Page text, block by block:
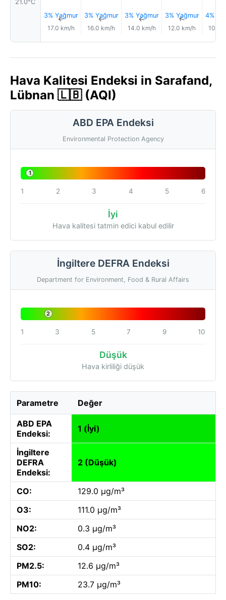
21.0°C
3% Yağmur
↑
17.0 km/h
3% Yağmur
↑
16.0 km/h
3% Yağmur
↑
14.0 km/h
3% Yağmur
↑
12.0 km/h
4%
10.0
Hava Kalitesi Endeksi in Sarafand,
Lübnan 🇱🇧 (AQI)
ABD EPA Endeksi
Environmental Protection Agency
1
1 2 3 4 5 6
İyi
Hava kalitesi tatmin edici kabul edilir
İngiltere DEFRA Endeksi
Department for Environment, Food & Rural Affairs
2
1 3 5 7 9 10
Düşük
Hava kirliliği düşük
Parametre Değer
ABD EPA
Endeksi:
1 (İyi)
İngiltere
DEFRA
Endeksi:
2 (Düşük)
CO:
129.0 µg/m³
O3:
111.0 µg/m³
NO2:
0.3 µg/m³
SO2:
0.4 µg/m³
PM2.5:
12.6 µg/m³
PM10:
23.7 µg/m³